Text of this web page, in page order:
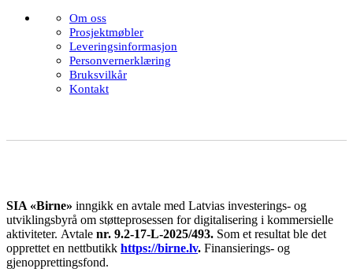
Om oss
Prosjektmøbler
Leveringsinformasjon
Personvernerklæring
Bruksvilkår
Kontakt
SIA «Birne» inngikk en avtale med Latvias investerings- og
utviklingsbyrå om støtteprosessen for digitalisering i kommersielle
aktiviteter. Avtale nr. 9.2-17-L-2025/493. Som et resultat ble det
opprettet en nettbutikk https://birne.lv. Finansierings- og
gjenopprettingsfond.